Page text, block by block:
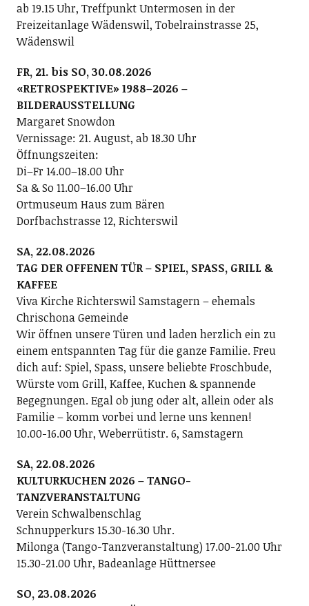
ab 19.15 Uhr, Treffpunkt Untermosen in der
Freizeitanlage Wädenswil, Tobelrainstrasse 25,
Wädenswil
FR, 21. bis SO, 30.08.2026
«RETROSPEKTIVE» 1988–2026 –
BILDERAUSSTELLUNG
Margaret Snowdon
Vernissage: 21. August, ab 18.30 Uhr
Öffnungszeiten:
Di–Fr 14.00–18.00 Uhr
Sa & So 11.00–16.00 Uhr
Ortmuseum Haus zum Bären
Dorfbachstrasse 12, Richterswil
SA, 22.08.2026
TAG DER OFFENEN TÜR – SPIEL, SPASS, GRILL &
KAFFEE
Viva Kirche Richterswil Samstagern – ehemals
Chrischona Gemeinde
Wir öffnen unsere Türen und laden herzlich ein zu
einem entspannten Tag für die ganze Familie. Freu
dich auf: Spiel, Spass, unsere beliebte Froschbude,
Würste vom Grill, Kaffee, Kuchen & spannende
Begegnungen. Egal ob jung oder alt, allein oder als
Familie – komm vorbei und lerne uns kennen!
10.00-16.00 Uhr, Weberrütistr. 6, Samstagern
SA, 22.08.2026
KULTURKUCHEN 2026 – TANGO-
TANZVERANSTALTUNG
Verein Schwalbenschlag
Schnupperkurs 15.30-16.30 Uhr.
Milonga (Tango-Tanzveranstaltung) 17.00-21.00 Uhr
15.30-21.00 Uhr, Badeanlage Hüttnersee
SO, 23.08.2026